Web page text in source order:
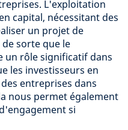
L'exploitation
capital, nécessitant des
un projet de
sorte que le
un rôle significatif dans
les investisseurs en
entreprises dans
nous permet également
si